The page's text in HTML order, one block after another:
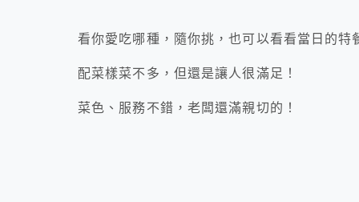
看你愛吃哪種，隨你挑，也可以看看當日的特
配菜樣菜不多，但還是讓人很滿足！
菜色、服務不錯，老闆還滿親切的！